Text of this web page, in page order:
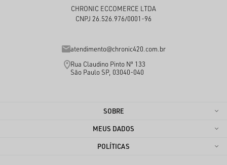
CHRONIC ECCOMERCE LTDA
CNPJ 26.526.976/0001-96
atendimento@chronic420.com.br
Rua Claudino Pinto Nº 133
São Paulo SP, 03040-040
SOBRE
MEUS DADOS
POLÍTICAS